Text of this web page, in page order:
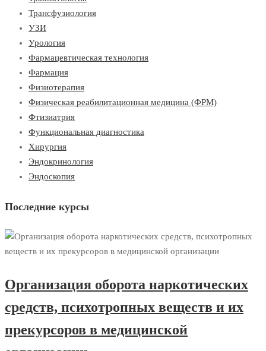
Трансфузиология
УЗИ
Урология
Фармацевтическая технология
Фармация
Физиотерапия
Физическая реабилитационная медицина (ФРМ)
Фтизиатрия
Функциональная диагностика
Хирургия
Эндокринология
Эндоскопия
Последние курсы
Организация оборота наркотических
средств, психотропных веществ и их
прекурсоров в медицинской